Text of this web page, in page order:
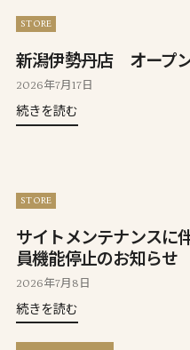
STORE
新潟伊勢丹店 オープ
2026年7月17日
続きを読む
STORE
サイトメンテナンスに
員機能停止のお知らせ
2026年7月8日
続きを読む